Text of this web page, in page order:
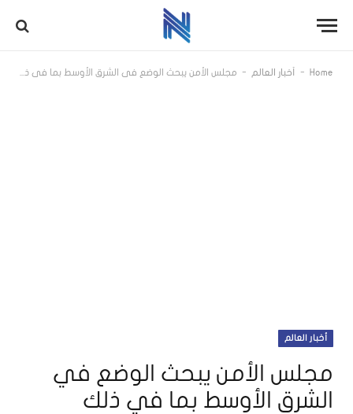
Home
- أخبار العالم - مجلس الأمن يبحث الوضع في الشرق الأوسط بما في ذلك القضية الفلسطينية
أخبار العالم
مجلس الأمن يبحث الوضع في
الشرق الأوسط بما في ذلك